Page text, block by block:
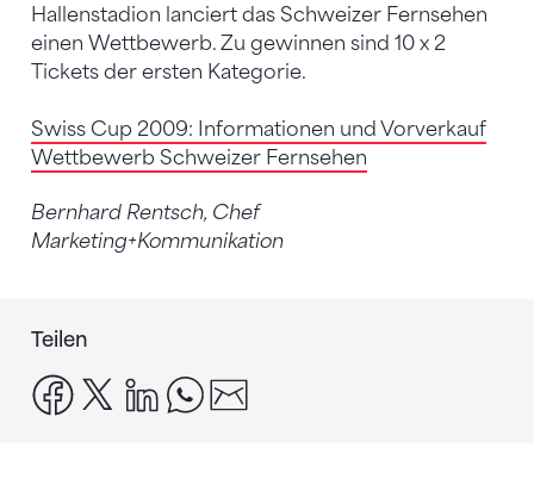
Hallenstadion lanciert das Schweizer Fernsehen
einen Wettbewerb. Zu gewinnen sind 10 x 2
Tickets der ersten Kategorie.
Swiss Cup 2009: Informationen und Vorverkauf
Wettbewerb Schweizer Fernsehen
Bernhard Rentsch, Chef
Marketing+Kommunikation
Teilen
facebook
x linkedinwhatsapp